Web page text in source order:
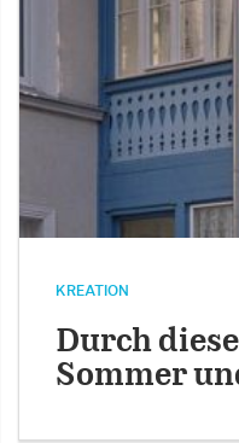
KREATION
Durch
Sommer